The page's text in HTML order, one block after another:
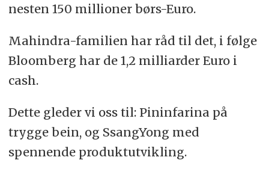
nesten 150 millioner børs-Euro.
Mahindra-familien har råd til det, i følge
Bloomberg har de 1,2 milliarder Euro i
cash.
Dette gleder vi oss til: Pininfarina på
trygge bein, og SsangYong med
spennende produktutvikling.